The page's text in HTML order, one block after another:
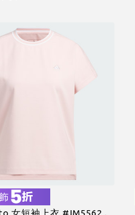
女短袖上衣 #IM5562 ,